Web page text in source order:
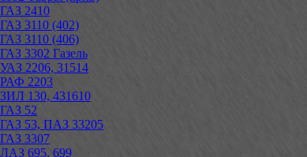
ГАЗ 2410
ГАЗ 3110 (402)
ГАЗ 3110 (406)
ГАЗ 3302 Газель
УАЗ 2206, 31514
РАФ 2203
ЗИЛ 130, 431610
ГАЗ 52
ГАЗ 53, ПАЗ 33205
ГАЗ 3307
ЛАЗ 695, 699